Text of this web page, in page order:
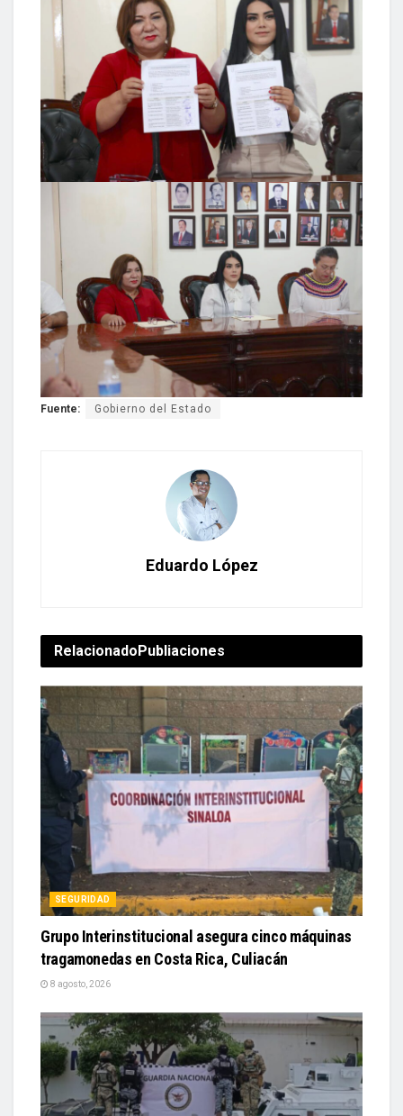
Fuente: Gobierno del Estado
Eduardo López
RelacionadoPubliaciones
SEGURIDAD
Grupo Interinstitucional asegura cinco máquinas
tragamonedas en Costa Rica, Culiacán
8 agosto, 2026